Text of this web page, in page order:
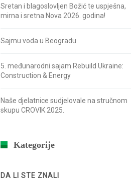
Sretan i blagoslovljen Božić te uspješna,
mirna i sretna Nova 2026. godina!
Sajmu voda u Beogradu
5. međunarodni sajam Rebuild Ukraine:
Construction & Energy
Naše djelatnice sudjelovale na stručnom
skupu CROVIK 2025.
Kategorije
DA LI STE ZNALI